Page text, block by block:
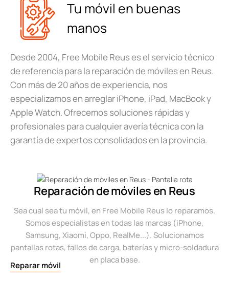
Tu móvil en buenas
manos
Desde 2004, Free Mobile Reus es el servicio técnico
de referencia para la reparación de móviles en Reus.
Con más de 20 años de experiencia, nos
especializamos en arreglar iPhone, iPad, MacBook y
Apple Watch. Ofrecemos soluciones rápidas y
profesionales para cualquier avería técnica con la
garantía de expertos consolidados en la provincia.
Reparación de móviles en Reus
Sea cual sea tu móvil, en Free Mobile Reus lo reparamos.
Somos especialistas en todas las marcas (iPhone,
Samsung, Xiaomi, Oppo, RealMe...). Solucionamos
pantallas rotas, fallos de carga, baterías y micro-soldadura
en placa base.
Reparar móvil